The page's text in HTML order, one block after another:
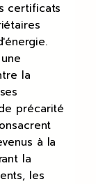
certificats
la
précarité
à la
la
les